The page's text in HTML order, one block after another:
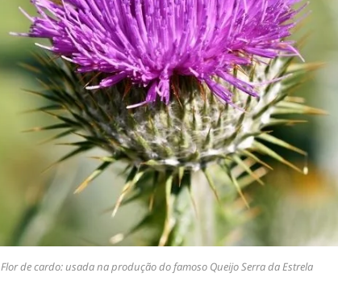
Flor de cardo: usada na produção do famoso Queijo Serra da Estrela